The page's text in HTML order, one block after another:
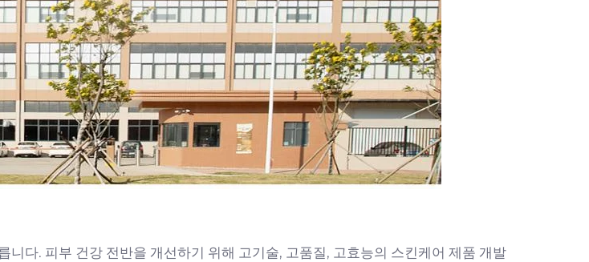
다. 피부 건강 전반을 개선하기 위해 고기술, 고품질, 고효능의 스킨케어 제품 개발